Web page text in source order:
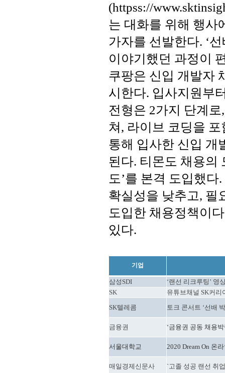
(httpss://
는 대화를 위해 행사
가자를 선발한다. ‘
이야기했던 과정이
쿠팡은 신입 개발자
시한다. 입사지원부
전형은 2가지 단계
쳐, 라이브 코딩을
통해 입사한 신입 개
된다. 티몬도 채용의
도’를 본격 도입했
확실성을 낮추고, 필
도입한 채용정책이
있다.
기업
삼성SDI
‘랜선 리크루팅’ 영
SK
유튜브채널 SK커리
SK텔레콤
토크 콘서트 ‘선배
금융권 ‘금융권 공동 채용
서울대학교 2020 Dream On 온
매일경제신문사
`고졸 성공 랜선 취